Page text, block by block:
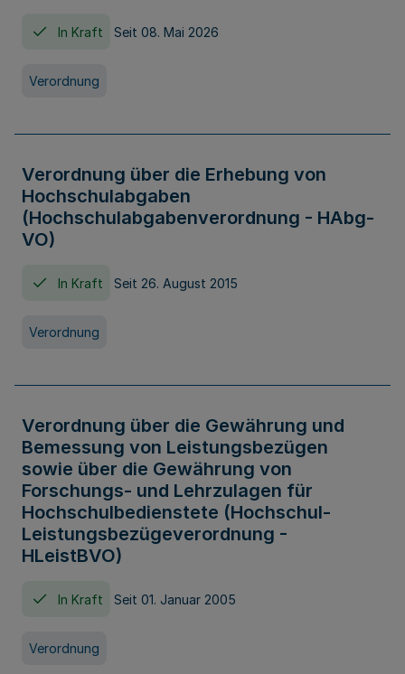
In Kraft Seit 08. Mai 2026
Verordnung
Verordnung über die Erhebung von
Hochschulabgaben
(Hochschulabgabenverordnung - HAbg-
VO)
In Kraft Seit 26. August 2015
Verordnung
Verordnung über die Gewährung und
Bemessung von Leistungsbezügen
sowie über die Gewährung von
Forschungs- und Lehrzulagen für
Hochschulbedienstete (Hochschul-
Leistungsbezügeverordnung -
HLeistBVO)
In Kraft Seit 01. Januar 2005
Verordnung